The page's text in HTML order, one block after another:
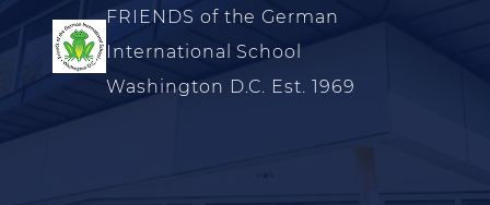
FRIENDS of the German
International School
Washington D.C. Est. 1969